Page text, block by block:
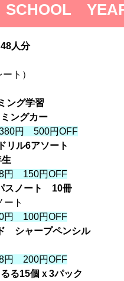
人分
ト）
ング学習
ングカー
円 500円OFF
ル6アソート
円 150円OFF
スノート 10冊
ト
円 100円OFF
シャープペンシル
円 200円OFF
る15個ｘ3パック